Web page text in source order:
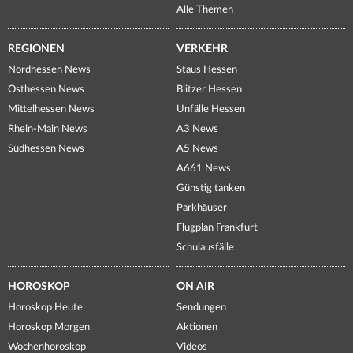
Alle Themen
REGIONEN
Nordhessen News
Osthessen News
Mittelhessen News
Rhein-Main News
Südhessen News
VERKEHR
Staus Hessen
Blitzer Hessen
Unfälle Hessen
A3 News
A5 News
A661 News
Günstig tanken
Parkhäuser
Flugplan Frankfurt
Schulausfälle
HOROSKOP
Horoskop Heute
Horoskop Morgen
Wochenhoroskop
ON AIR
Sendungen
Aktionen
Videos